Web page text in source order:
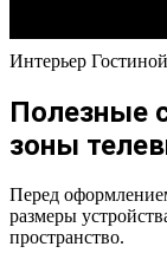
Интерьер
Полезные
зоны
Перед
размеры
пространство.